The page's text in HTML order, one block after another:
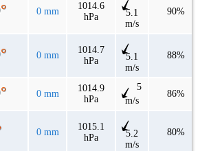
0 mm
1014.6
hPa
5.1
m/s
90%
0 mm
1014.7
hPa
5.1
m/s
88%
0 mm
1014.9
hPa
5
m/s
86%
0 mm
1015.1
hPa
5.2
m/s
80%